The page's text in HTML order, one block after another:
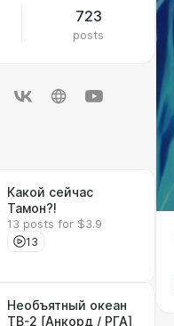
723
posts
Какой сейчас
Тамон?!
13 posts for $3.9
13
Необъятный океан
ТВ-2 [Анкорд / РГА]